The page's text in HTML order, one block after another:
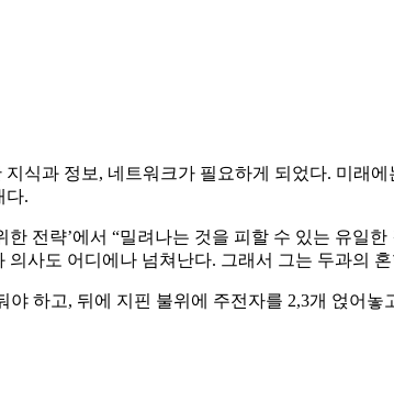
식과 정보, 네트워크가 필요하게 되었다. 미래
다.
한 전략’에서 “밀려나는 것을 피할 수 있는 유
사도 어디에나 넘쳐난다. 그래서 그는 두과의
하고, 뒤에 지핀 불위에 주전자를 2,3개 얹어